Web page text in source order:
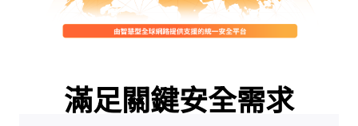
滿足關鍵安全需求